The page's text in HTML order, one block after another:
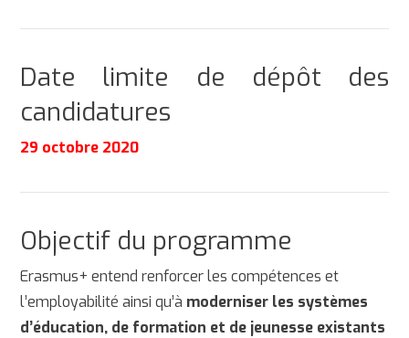
Date limite de dépôt des
candidatures
29 octobre 2020
Objectif du programme
Erasmus+ entend renforcer les compétences et
l’employabilité ainsi qu’à moderniser les systèmes
d’éducation, de formation et de jeunesse existants